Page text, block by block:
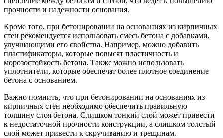
прочности и надежности основания.
Кроме того, при бетонировании на основаниях из кирпичных
стен рекомендуется использовать смесь бетона с добавками,
улучшающими его свойства. Например, можно добавить
пластификаторы, которые повысят пластичность и
морозостойкость бетона. Также можно использовать
уплотнители, которые обеспечат более плотное соединение
бетона с основанием.
Важно помнить, что при бетонировании на основаниях из
кирпичных стен необходимо обеспечить правильную
толщину слоя бетона. Слишком тонкий слой может привести
к недостаточной прочности конструкции, а слишком толстый
слой может привести к скручиванию и трещинам.